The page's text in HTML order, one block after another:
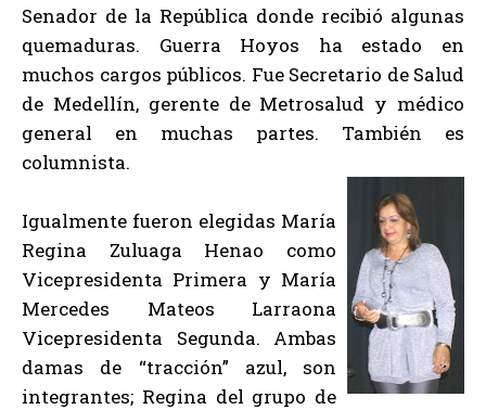
Senador de la República donde recibió algunas
quemaduras. Guerra Hoyos ha estado en
muchos cargos públicos. Fue Secretario de Salud
de Medellín, gerente de Metrosalud y médico
general en muchas partes. También es
columnista.
Igualmente fueron elegidas María
Regina Zuluaga Henao como
Vicepresidenta Primera y María
Mercedes Mateos Larraona
Vicepresidenta Segunda. Ambas
damas de “tracción” azul, son
integrantes; Regina del grupo de